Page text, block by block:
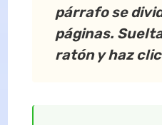
párrafo se
páginas.
ratón y haz